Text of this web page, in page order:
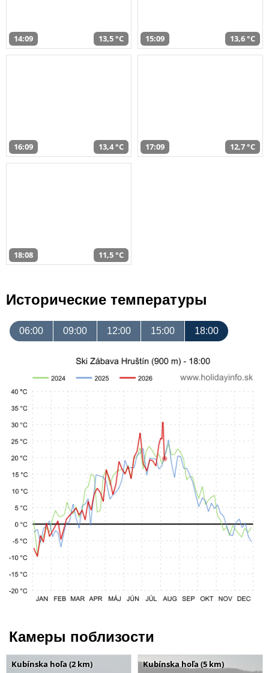
14:09 13,5 °C 15:09 13,6 °C
16:09 13,4 °C 17:09 12,7 °C
18:08 11,5 °C
Исторические температуры
06:00 09:00 12:00 15:00 18:00
Камеры поблизости
Kubínska hoľa (2 km) Kubínska hoľa (5 km)